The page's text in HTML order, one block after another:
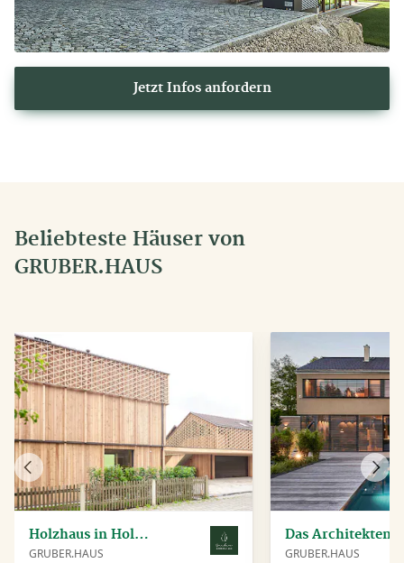
Jetzt Infos anfordern
Beliebteste Häuser von
GRUBER.HAUS
Holzhaus in Holzkirchen
GRUBER.HAUS GRUBER.HAUS
Vorheriges
Haus
Haus